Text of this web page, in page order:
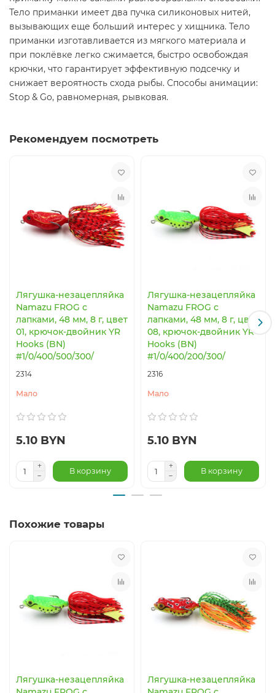
Тело приманки имеет два пучка силиконовых нитей,
вызывающих еще больший интерес у хищника. Тело
приманки изготавливается из мягкого материала и
при поклёвке легко сжимается, быстро освобождая
крючки, что гарантирует эффективную подсечку и
снижает вероятность схода рыбы. Способы анимации:
Stop & Go, равномерная, рывковая.
Рекомендуем посмотреть
Лягушка-незацепляйка
Namazu FROG с
лапками, 48 мм, 8 г, цвет
01, крючок-двойник YR
Hooks (BN)
#1/0/400/500/300/
2314
Мало
5.10 BYN
В корзину
Лягушка-незацепляйка
Namazu FROG с
лапками, 48 мм, 8 г, цвет
08, крючок-двойник YR
Hooks (BN)
#1/0/400/200/300/
2316
Мало
5.10 BYN
В корзину
Похожие товары
Лягушка-незацепляйка
Лягушка-незацепляйка